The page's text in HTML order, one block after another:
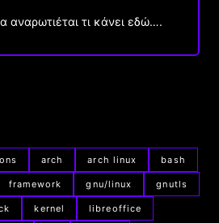
αναρωτιέται τι κάνει εδώ….
arch arch linux bash
framework gnu/linux gnutls
kernel libreoffice